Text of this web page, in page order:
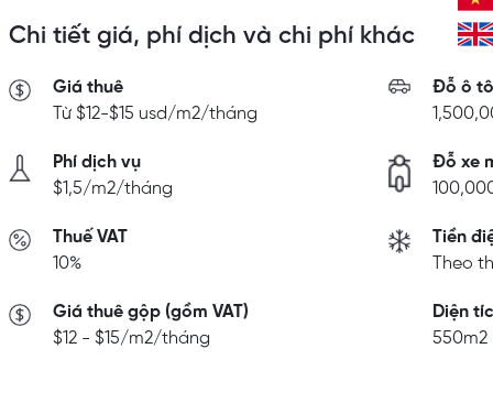
Chi tiết giá, phí dịch và chi phí khác
Giá thuê
Từ $12-$15 usd/m2/tháng
Đỗ ô tô
Phí dịch vụ
$1,5/m2/tháng
Đỗ xe
Thuế VAT
10%
Tiền
Theo
Giá thuê gộp (gồm VAT)
$12 - $15/m2/tháng
Diện
550m2